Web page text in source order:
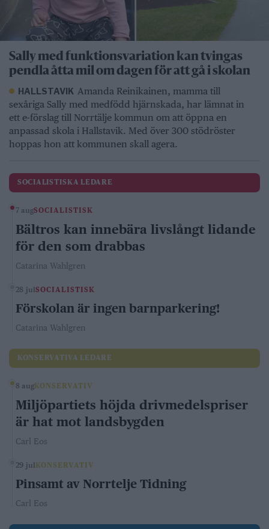
Sally med funktionsvariation kan tvingas
pendla åtta mil om dagen för att gå i skolan
HALLSTAVIK Amanda Reinikainen, mamma till
sexåriga Sally med medfödd hjärnskada, har lämnat in
ett e-förslag till Norrtälje kommun om att öppna en
anpassad skola i Hallstavik. Med över 300 stödröster
hoppas hon att kommunen skall agera.
SOCIALISTISKA LEDARE
7 augSOCIALISTISK
Bältros kan innebära livslångt lidande
för den som drabbas
Catarina Wahlgren
28 julSOCIALISTISK
Förskolan är ingen barnparkering!
Catarina Wahlgren
KONSERVATIVA LEDARE
8 augKONSERVATIV
Miljöpartiets höjda drivmedelspriser
är hat mot landsbygden
Carl Eos
29 julKONSERVATIV
Pinsamt av Norrtelje Tidning
Carl Eos